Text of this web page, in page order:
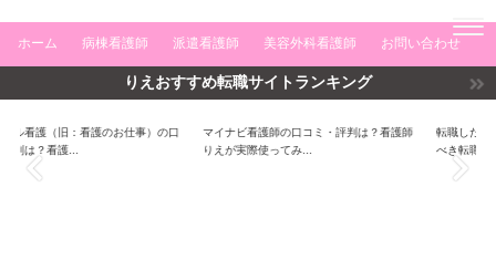
ホーム 病棟看護師 派遣看護師 美容外科看護師 お問い合わせ
りえおすすめ転職サイトランキング
：看護のお仕事）の口
看護師転職
マイナビ看護師の口コミ・評判は？看護師
りえが実際使ってみ...
看護師転職
転職したい看護師のあ
べき転職サイトベス...